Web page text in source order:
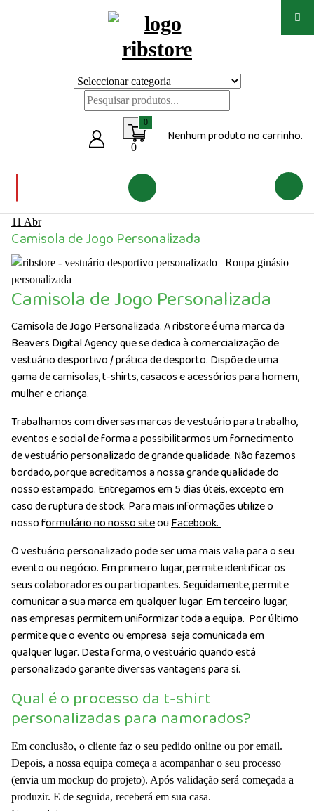
0
0
Nenhum produto no carrinho.
11 Abr
Camisola de Jogo Personalizada
Camisola de Jogo Personalizada
Camisola de Jogo Personalizada. A ribstore é uma marca da
Beavers Digital Agency que se dedica à comercialização de
vestuário desportivo / prática de desporto. Dispõe de uma
gama de camisolas, t-shirts, casacos e acessórios para homem,
mulher e criança.
Trabalhamos com diversas marcas de vestuário para trabalho,
eventos e social de forma a possibilitarmos um fornecimento
de vestuário personalizado de grande qualidade. Não fazemos
bordado, porque acreditamos a nossa grande qualidade do
nosso estampado. Entregamos em 5 dias úteis, excepto em
caso de ruptura de stock. Para mais informações utilize o
nosso formulário no nosso siteouFacebook.
O vestuário personalizado pode ser uma mais valia para o seu
evento ou negócio. Em primeiro lugar, permite identificar os
seus colaboradores ou participantes. Seguidamente, permite
comunicar a sua marca em qualquer lugar. Em terceiro lugar,
nas empresas permitem uniformizar toda a equipa. Por último
permite que o evento ou empresa seja comunicada em
qualquer lugar. Desta forma, o vestuário quando está
personalizado garante diversas vantagens para si.
Qual é o processo da t-shirt
personalizadas para namorados?
Em conclusão, o cliente faz o seu pedido online ou por email.
Depois, a nossa equipa começa a acompanhar o seu processo
(envia um mockup do projeto). Após validação será começada a
produzir. E de seguida, receberá em sua casa.